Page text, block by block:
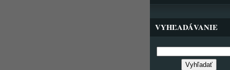
VYHĽADÁVANIE